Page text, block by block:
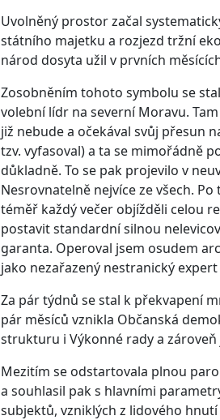
Uvolněný prostor začal
státního majetku a rozjezd tržní
národ dosyta užil v prvních
Zosobněním tohoto symbolu se
volební lídr na severní Moravu.
již nebude a očekával svůj přesun
tzv. vyfasoval) a ta se mimořádně
důkladně. To se pak projevilo v
Nesrovnatelně nejvíce ze všech.
téměř každý večer objížděli celou
postavit standardní silnou
garanta. Operoval jsem osudem
jako nezařazený nestranický
Za pár týdnů se stal k překvapení
pár měsíců vznikla Občanská
strukturu i Výkonné rady a
Mezitím se odstartovala plnou
a souhlasil pak s hlavními
subjektů, vzniklých z lidového